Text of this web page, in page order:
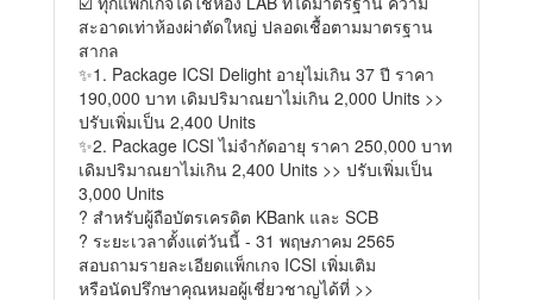
สะอาดเท่าห้องผ่าตัดใหญ่ ปลอดเชื้อตามมาตรฐาน
สากล
✨1. Package ICSI Delight อายุไม่เกิน 37 ปี ราคา
190,000 บาท เดิมปริมาณยาไม่เกิน 2,000 Units >>
ปรับเพิ่มเป็น 2,400 Units
✨2. Package ICSI ไม่จำกัดอายุ ราคา 250,000 บาท
เดิมปริมาณยาไม่เกิน 2,400 Units >> ปรับเพิ่มเป็น
3,000 Units
? สำหรับผู้ถือบัตรเครดิต KBank และ SCB
? ระยะเวลาตั้งแต่วันนี้ - 31 พฤษภาคม 2565
สอบถามรายละเอียดแพ็กเกจ ICSI เพิ่มเติม
หรือนัดปรึกษาคุณหมอผู้เชี่ยวชาญได้ที่ >>